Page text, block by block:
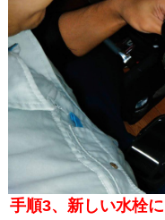
手順3、新しい水栓